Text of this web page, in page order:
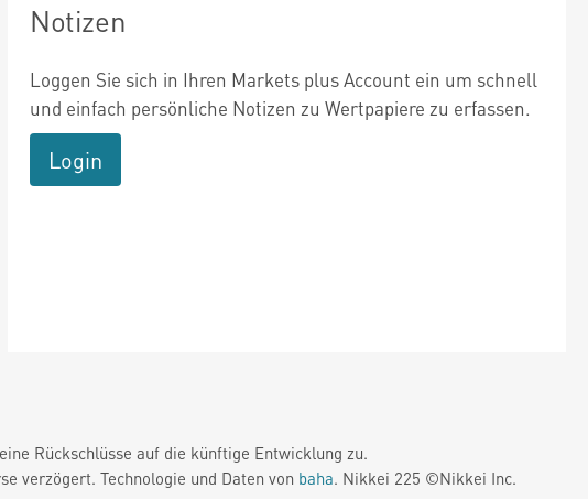
Notizen
Loggen Sie sich in Ihren Markets plus Account ein um schnell
und einfach persönliche Notizen zu Wertpapiere zu erfassen.
Login
Rückschlüsse auf die künftige Entwicklung zu.
verzögert. Technologie und Daten von baha. Nikkei 225 ©Nikkei Inc.